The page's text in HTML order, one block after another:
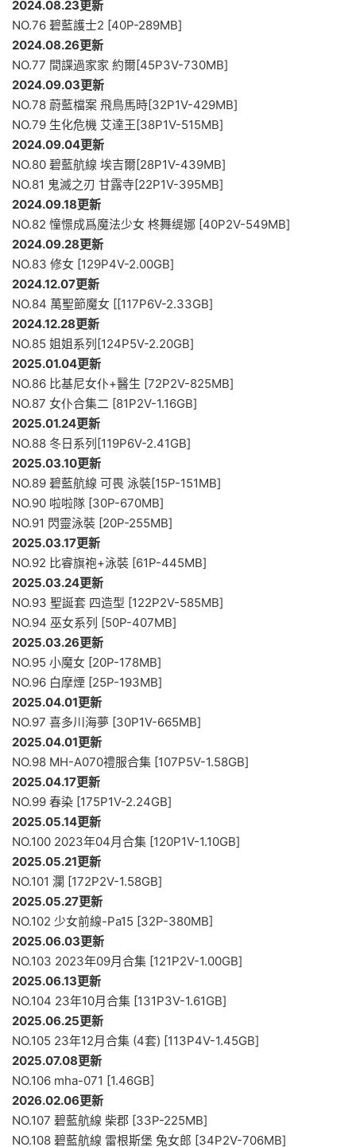
2024.08.23更新
NO.76 碧藍護士2 [40P-289MB]
2024.08.26更新
NO.77 間諜過家家 約爾[45P3V-730MB]
2024.09.03更新
NO.78 蔚藍檔案 飛鳥馬時[32P1V-429MB]
NO.79 生化危機 艾達王[38P1V-515MB]
2024.09.04更新
NO.80 碧藍航線 埃吉爾[28P1V-439MB]
NO.81 鬼滅之刃 甘露寺[22P1V-395MB]
2024.09.18更新
NO.82 憧憬成爲魔法少女 柊舞缇娜 [40P2V-549MB]
2024.09.28更新
NO.83 修女 [129P4V-2.00GB]
2024.12.07更新
NO.84 萬聖節魔女 [[117P6V-2.33GB]
2024.12.28更新
NO.85 姐姐系列[124P5V-2.20GB]
2025.01.04更新
NO.86 比基尼女仆+醫生 [72P2V-825MB]
NO.87 女仆合集二 [81P2V-1.16GB]
2025.01.24更新
NO.88 冬日系列[119P6V-2.41GB]
2025.03.10更新
NO.89 碧藍航線 可畏 泳裝[15P-151MB]
NO.90 啦啦隊 [30P-670MB]
NO.91 閃靈泳裝 [20P-255MB]
2025.03.17更新
NO.92 比睿旗袍+泳裝 [61P-445MB]
2025.03.24更新
NO.93 聖誕套 四造型 [122P2V-585MB]
NO.94 巫女系列 [50P-407MB]
2025.03.26更新
NO.95 小魔女 [20P-178MB]
NO.96 白摩煙 [25P-193MB]
2025.04.01更新
NO.97 喜多川海夢 [30P1V-665MB]
2025.04.01更新
NO.98 MH-A070禮服合集 [107P5V-1.58GB]
2025.04.17更新
NO.99 春染 [175P1V-2.24GB]
2025.05.14更新
NO.100 2023年04月合集 [120P1V-1.10GB]
2025.05.21更新
NO.101 瀾 [172P2V-1.58GB]
2025.05.27更新
NO.102 少女前線-Pa15 [32P-380MB]
2025.06.03更新
NO.103 2023年09月合集 [121P2V-1.00GB]
2025.06.13更新
NO.104 23年10月合集 [131P3V-1.61GB]
2025.06.25更新
NO.105 23年12月合集 (4套) [113P4V-1.45GB]
2025.07.08更新
NO.106 mha-071 [1.46GB]
2026.02.06更新
NO.107 碧藍航線 柴郡 [33P-225MB]
NO.108 碧藍航線 雷根斯堡 兔女郎 [34P2V-706MB]